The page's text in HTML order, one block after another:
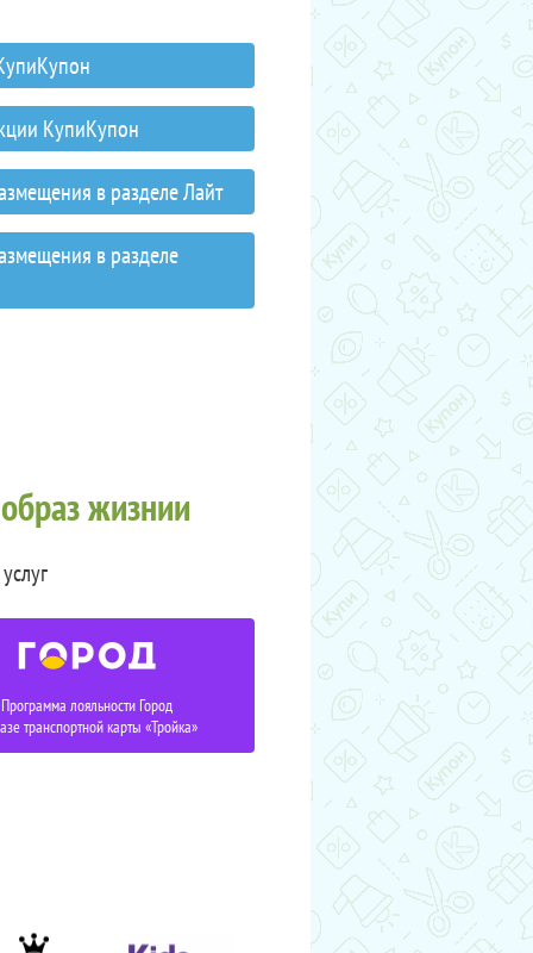
КупиКупон
в разделе Лайт
в разделе
жизнии
Программа лояльности Город
транспортной карты «Тройка»